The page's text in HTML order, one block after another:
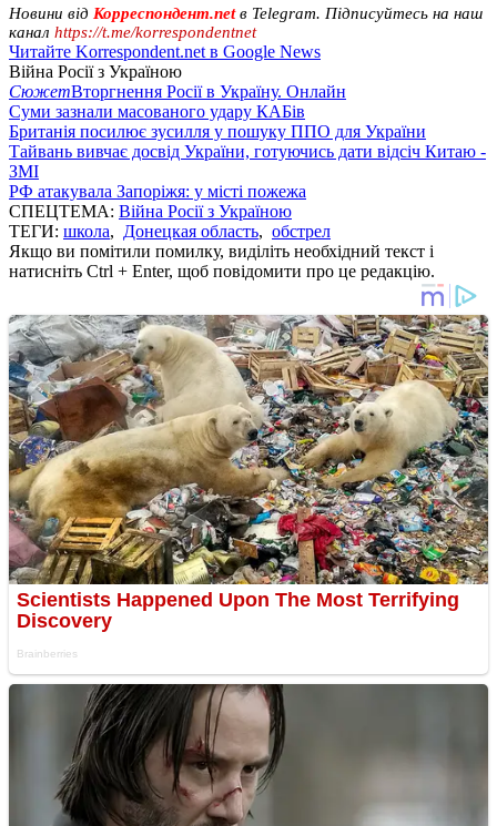
Новини від Корреспондент.netв Telegram. Підписуйтесь на наш
канал https://t.me/korrespondentnet
Читайте Korrespondent.net в Google News
Війна Росії з Україною
СюжетВторгнення Росії в Україну. Онлайн
Суми зазнали масованого удару КАБів
Британія посилює зусилля у пошуку ППО для України
Тайвань вивчає досвід України, готуючись дати відсіч Китаю -
ЗМІ
РФ атакувала Запоріжя: у місті пожежа
СПЕЦТЕМА: Війна Росії з Україною
ТЕГИ: школа, Донецкая область, обстрел
Якщо ви помітили помилку, виділіть необхідний текст і
натисніть Ctrl + Enter, щоб повідомити про це редакцію.